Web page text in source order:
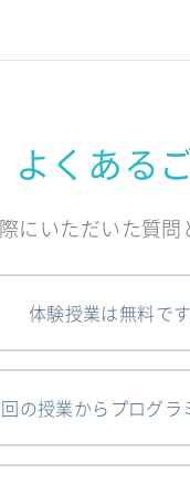
よくある
にいただいた質
体験授業は無料で
の授業からプログラ